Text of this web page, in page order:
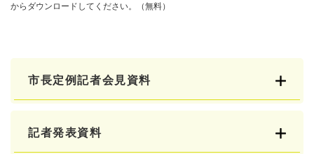
からダウンロードしてください。（無料）
市長定例記者会見資料
記者発表資料